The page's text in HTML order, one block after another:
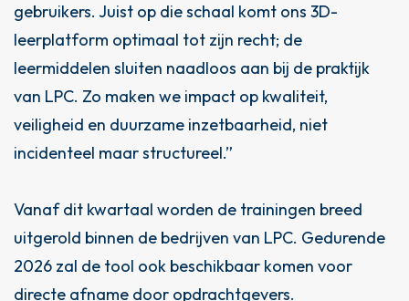
gebruikers. Juist op die schaal komt ons 3D-
leerplatform optimaal tot zijn recht; de
leermiddelen sluiten naadloos aan bij de praktijk
van LPC. Zo maken we impact op kwaliteit,
veiligheid en duurzame inzetbaarheid, niet
incidenteel maar structureel.”
Vanaf dit kwartaal worden de trainingen breed
uitgerold binnen de bedrijven van LPC. Gedurende
2026 zal de tool ook beschikbaar komen voor
directe afname door opdrachtgevers.